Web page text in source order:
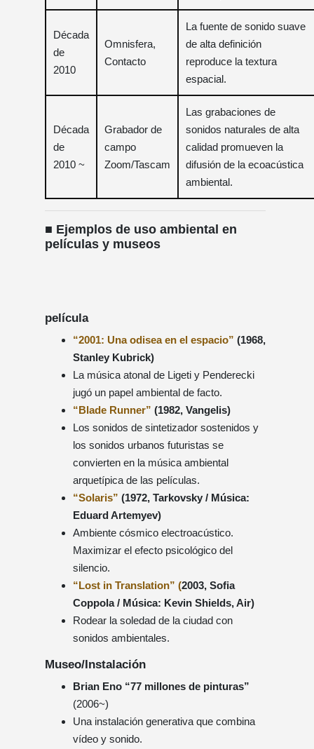
Década
de
2010
Omnisfera,
Contacto
La fuente de sonido suave
de alta definición
reproduce la textura
espacial.
Década
de
2010 ~
Grabador de
campo
Zoom/Tascam
Las grabaciones de
sonidos naturales de alta
calidad promueven la
difusión de la ecoacústica
ambiental.
■ Ejemplos de uso ambiental en
películas y museos
película
“2001: Una odisea en el espacio” (1968,
Stanley Kubrick)
La música atonal de Ligeti y Penderecki
jugó un papel ambiental de facto.
“Blade Runner” (1982, Vangelis)
Los sonidos de sintetizador sostenidos y
los sonidos urbanos futuristas se
convierten en la música ambiental
arquetípica de las películas.
“Solaris” (1972, Tarkovsky / Música:
Eduard Artemyev)
Ambiente cósmico electroacústico.
Maximizar el efecto psicológico del
silencio.
“Lost in Translation” (2003, Sofia
Coppola / Música: Kevin Shields, Air)
Rodear la soledad de la ciudad con
sonidos ambientales.
Museo/Instalación
Brian Eno “77 millones de pinturas”
(2006~)
Una instalación generativa que combina
vídeo y sonido.